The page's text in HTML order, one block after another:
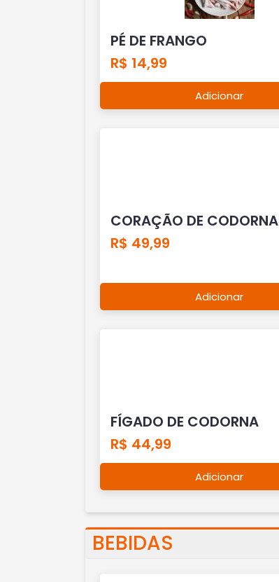
PÉ DE FRANGO
R$ 14,99
Adicionar
CORAÇÃO DE CODORNA
R$ 49,99
Adicionar
FÍGADO DE CODORNA
R$ 44,99
Adicionar
BEBIDAS